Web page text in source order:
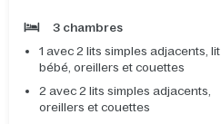
3 chambres
1 avec 2 lits simples adjacents, lit
bébé, oreillers et couettes
2 avec 2 lits simples adjacents,
oreillers et couettes